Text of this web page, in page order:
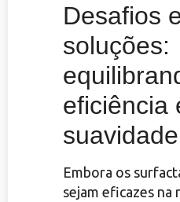
Desafios
soluções:
eficiência
suavidade
Embora os
sejam eficazes na